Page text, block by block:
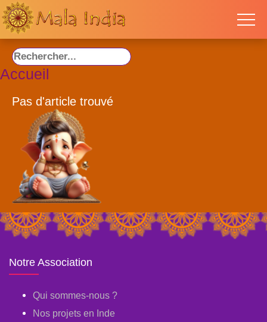
Accueil
Pas d'article trouvé
Notre Association
Qui sommes-nous ?
Nos projets en Inde